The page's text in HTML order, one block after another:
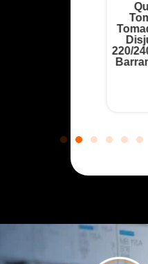
220/